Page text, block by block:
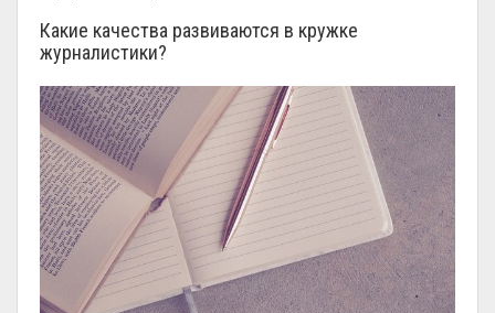
Какие качества развиваются в кружке
журналистики?